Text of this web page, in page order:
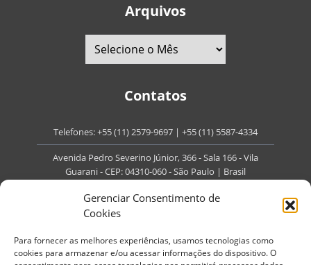
Gerenciar Consentimento de
Cookies
Para fornecer as melhores experiências, usamos tecnologias como
cookies para armazenar e/ou acessar informações do dispositivo. O
Arquivos
Contatos
Telefones:+55 (11) 2579-9697 | +55 (11) 5587-4334
Avenida Pedro Severino Júnior, 366 - Sala 166 - Vila
Guarani - CEP: 04310-060 - São Paulo | Brasil
contato@portaldoenvelhecimento.com.br
Redes Sociais